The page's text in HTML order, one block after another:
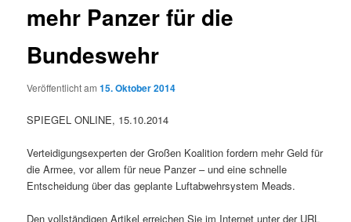
mehr Panzer für die
Bundeswehr
Veröffentlicht am15. Oktober 2014
SPIEGEL ONLINE, 15.10.2014
Verteidigungsexperten der Großen Koalition fordern mehr Geld für
die Armee, vor allem für neue Panzer – und eine schnelle
Entscheidung über das geplante Luftabwehrsystem Meads.
Den vollständigen Artikel erreichen Sie im Internet unter der URL